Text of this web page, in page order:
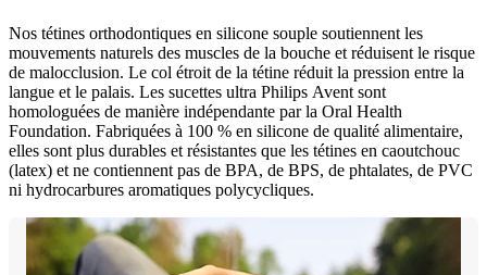
Nos tétines orthodontiques en silicone souple soutiennent les
mouvements naturels des muscles de la bouche et réduisent le risque
de malocclusion. Le col étroit de la tétine réduit la pression entre la
langue et le palais. Les sucettes ultra Philips Avent sont
homologuées de manière indépendante par la Oral Health
Foundation. Fabriquées à 100 % en silicone de qualité alimentaire,
elles sont plus durables et résistantes que les tétines en caoutchouc
(latex) et ne contiennent pas de BPA, de BPS, de phtalates, de PVC
ni hydrocarbures aromatiques polycycliques.